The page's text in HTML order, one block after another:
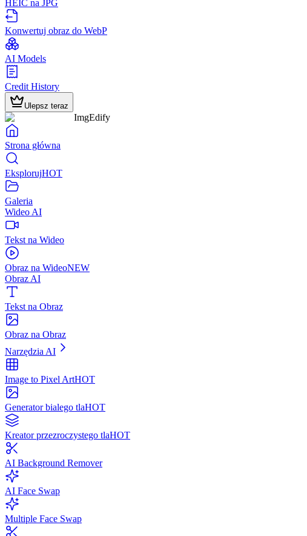
HEIC na JPG
Konwertuj obraz do WebP
AI Models
Credit History
Ulepsz teraz
ImgEdify
Strona główna
EksplorujHOT
Galeria
Wideo AI
Tekst na Wideo
Obraz na WideoNEW
Obraz AI
Tekst na Obraz
Obraz na Obraz
Narzędzia AI
Image to Pixel ArtHOT
Generator bialego tlaHOT
Kreator przezroczystego tlaHOT
AI Background Remover
AI Face Swap
Multiple Face Swap